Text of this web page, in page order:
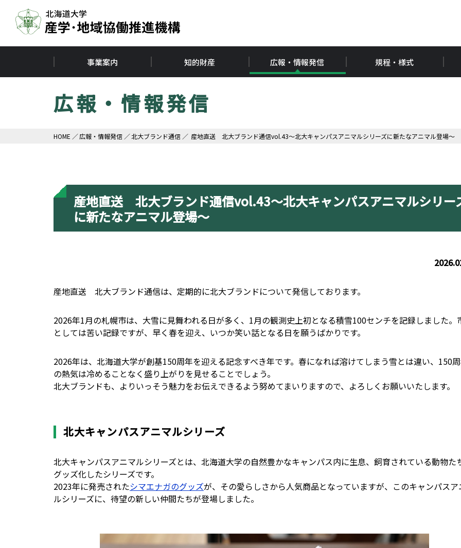
事業案内 知的財産 広報・情報発信 規程・様式
広報・情報発信
HOME 広報・情報発信 北大ブランド通信 産地直送 北大ブランド通信vol.43～北大キャンパスアニマルシリーズに新たなアニマル登場～
産地直送 北大ブランド通信vol.43～北大キャンパスアニマルシリー
に新たなアニマル登場～
産地直送 北大ブランド通信は、定期的に北大ブランドについて発信しております。
2026年1月の札幌市は、大雪に見舞われる日が多く、1月の観測史上初となる積雪100センチを記録しました。
としては苦い記録ですが、早く春を迎え、いつか笑い話となる日を願うばかりです。
2026年は、北海道大学が創基150周年を迎える記念すべき年です。春になれば溶けてしまう雪とは違い、150
の熱気は冷めることなく盛り上がりを見せることでしょう。
北大ブランドも、よりいっそう魅力をお伝えできるよう努めてまいりますので、よろしくお願いいたします。
北大キャンパスアニマルシリーズ
北大キャンパスアニマルシリーズとは、北海道大学の自然豊かなキャンパス内に生息、飼育されている動物た
グッズ化したシリーズです。
2023年に発売されたシマエナガのグッズが、その愛らしさから人気商品となっていますが、このキャンパスア
ルシリーズに、待望の新しい仲間たちが登場しました。